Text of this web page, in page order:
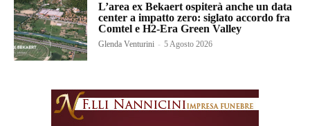
L’area ex Bekaert ospiterà anche un data
center a impatto zero: siglato accordo fra
Comtel e H2-Era Green Valley
Glenda Venturini - 5 Agosto 2026